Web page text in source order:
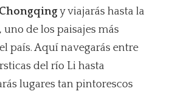
Chongqingy viajarás hasta la
de los paisajes más
país. Aquí navegarás entre
del río Li hasta
lugares tan pintorescos